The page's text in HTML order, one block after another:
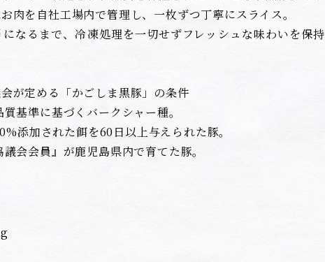
肉を自社工場内で管理し、一枚ずつ丁寧にスライス。
なるまで、冷凍処理を一切せずフレッシュな味わいを保持
が定める「かごしま黒豚」の条件
基準に基づくバークシャー種。
添加された餌を60日以上与えられた豚。
会会員』が鹿児島県内で育てた豚。